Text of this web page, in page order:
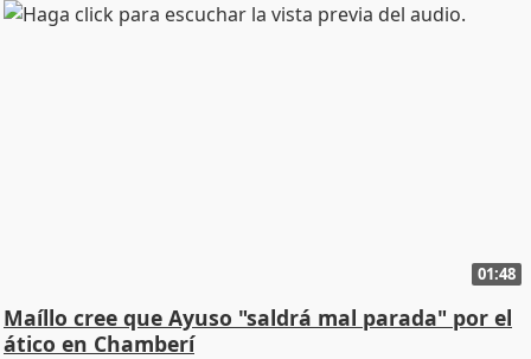
01:48
Maíllo cree que Ayuso "saldrá mal parada" por el
ático en Chamberí